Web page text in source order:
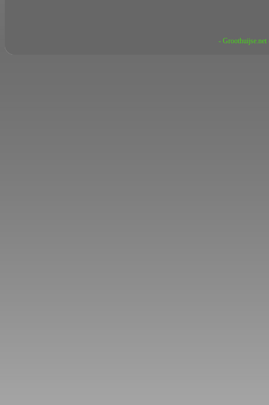
- Groothuijse.net